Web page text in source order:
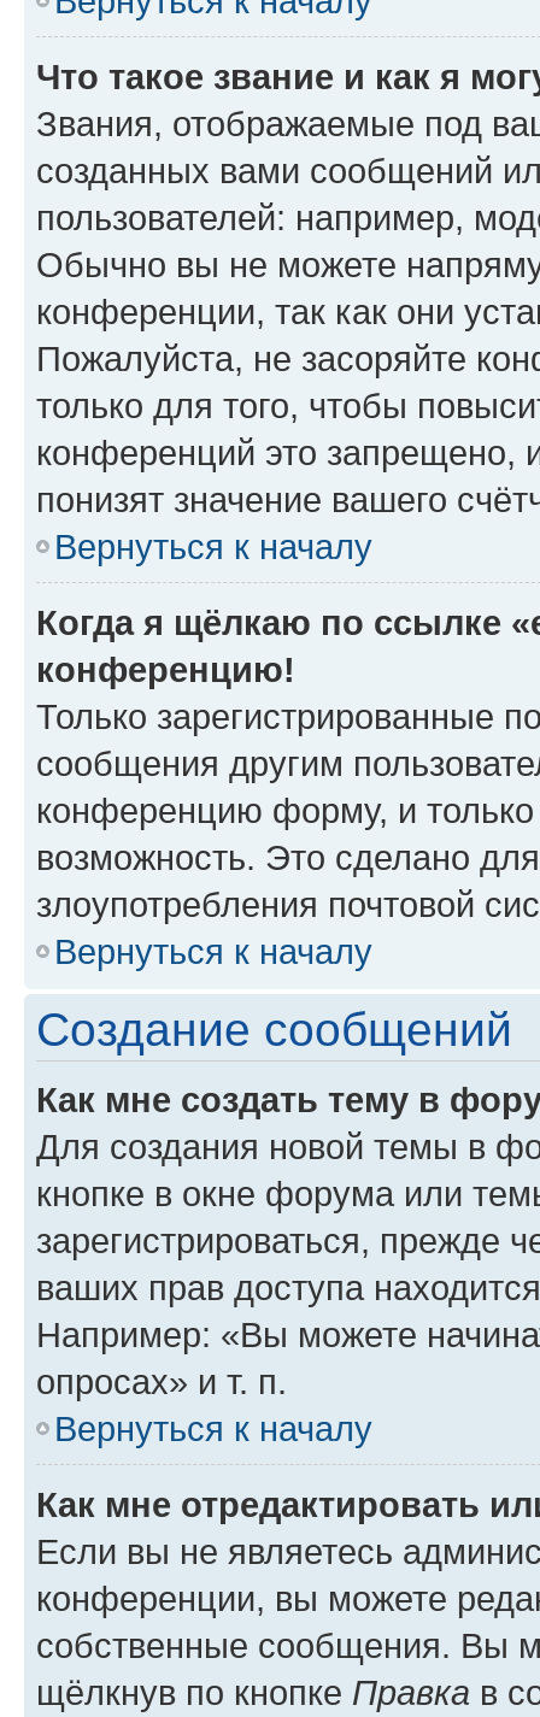
Что такое звание и как я
Звания, отображаемые под
созданных вами сообщений
пользователей: например,
Обычно вы не можете
конференции, так как они
Пожалуйста, не засоряйте
только для того, чтобы
конференций это запрещено,
понизят значение вашего
Вернуться к началу
Когда я щёлкаю по ссылке
конференцию!
Только зарегистрированные
сообщения другим
конференцию форму, и
возможность. Это сделано
злоупотребления почтовой
Вернуться к началу
Создание сообщений
Как мне создать тему в
Для создания новой темы в
кнопке в окне форума или
зарегистрироваться, прежде
ваших прав доступа
Например: «Вы можете
опросах» и т. п.
Вернуться к началу
Как мне отредактировать
Если вы не являетесь
конференции, вы можете
собственные сообщения. Вы
щёлкнув по кнопке Правка в